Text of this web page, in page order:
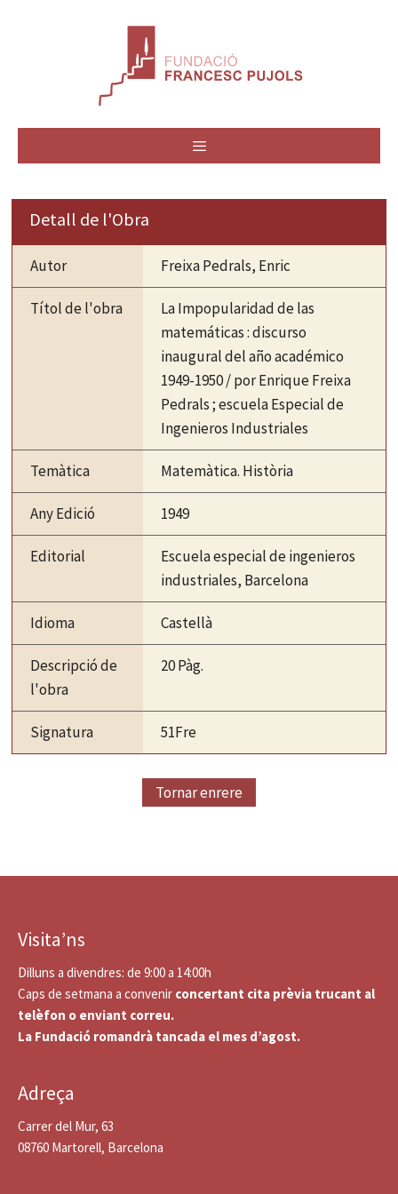
Detall de l'Obra
Autor Freixa Pedrals, Enric
Títol de l'obra
La Impopularidad de las
matemáticas : discurso
inaugural del año académico
1949-1950 / por Enrique Freixa
Pedrals ; escuela Especial de
Ingenieros Industriales
Temàtica Matemàtica. Història
Any Edició 1949
Editorial
Escuela especial de ingenieros
industriales, Barcelona
Idioma Castellà
Descripció de
l'obra
20 Pàg.
Signatura 51Fre
Tornar enrere
Visita’ns
Dilluns a divendres: de 9:00 a 14:00h
Caps de setmana a convenir concertant cita prèvia trucant al
telèfon o enviant correu.
La Fundació romandrà tancada el mes d’agost.
Adreça
Carrer del Mur, 63
08760 Martorell, Barcelona